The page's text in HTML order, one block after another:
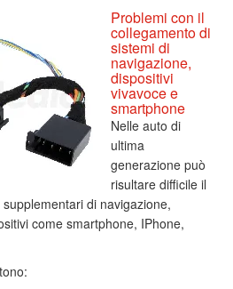
Problemi con il
collegamento di
sistemi di
navigazione,
dispositivi
vivavoce e
smartphone
Nelle auto di
ultima
generazione può
risultare difficile il
di navigazione,
come smartphone, IPhone,